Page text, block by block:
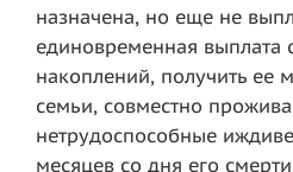
назначена, но еще не
единовременная выплата
накоплений, получить ее
семьи, совместно
нетрудоспособные
месяцев со дня его